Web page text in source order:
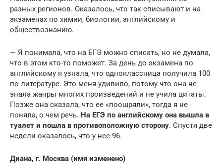
разных регионов. Оказалось, что так списывают и на
экзаменах по химии, биологии, английскому и
обществознанию.
— Я понимала, что на ЕГЭ можно списать, но не думала,
что в этом кто-то поможет. За день до экзамена по
английскому я узнала, что одноклассница получила 100
по литературе. Это меня удивило, потому что она не
знала жанры многих произведений и не учила цитаты.
Позже она сказала, что ее «поощряли», тогда я не
поняла, о чем речь. На ЕГЭ по английскому она вышла в
туалет и пошла в противоположную сторону. Спустя две
недели оказалось, что у нее 96.
Диана, г. Москва (имя изменено)